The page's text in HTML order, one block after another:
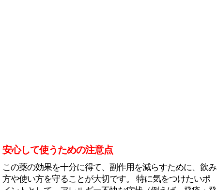
安心して使うための注意点
この薬の効果を十分に得て、副作用を減らすために、飲み
方や使い方を守ることが大切です。 特に気をつけたいポ